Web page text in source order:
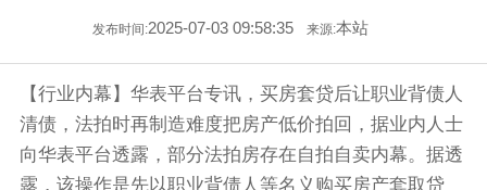
发布时间:2025-07-03 09:58:35 来源:本站
【行业内幕】华表平台专讯，买房套贷后让职业背债人
清债，法拍时再制造难度把房产低价拍回，据业内人士
向华表平台透露，部分法拍房存在自拍自卖内幕。据透
露，该操作是先以职业背债人等名义购买房产套取贷